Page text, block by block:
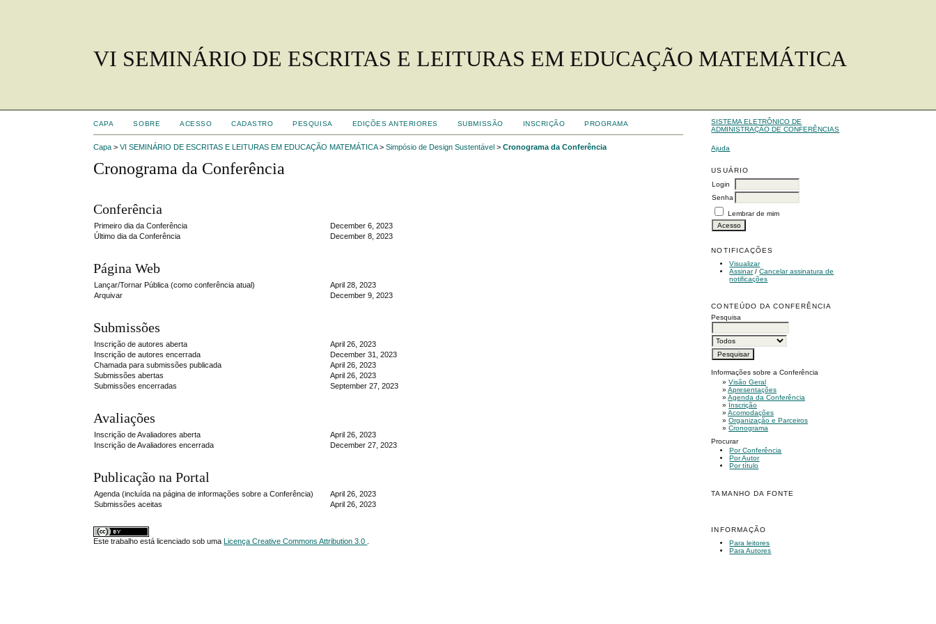
VI SEMINÁRIO DE ESCRITAS E LEITURAS EM EDUCAÇÃO MATEMÁTICA
SISTEMA ELETRÔNICO DE
ADMINISTRAÇÃO DE CONFERÊNCIAS
Ajuda
USUÁRIO
Login
Senha
Lembrar de mim
NOTIFICAÇÕES
Visualizar
Assinar/Cancelar assinatura de
notificações
CONTEÚDO DA CONFERÊNCIA
Pesquisa
Informações sobre a Conferência
»Visão Geral
»Apresentações
»Agenda da Conferência
» Inscrição
»Acomodações
»Organização e Parceiros
»Cronograma
Procurar
Por Conferência
Por Autor
Por título
TAMANHO DA FONTE
INFORMAÇÃO
Para leitores
Para Autores
CAPA SOBRE ACESSO CADASTRO PESQUISA EDIÇÕES ANTERIORES SUBMISSÃO INSCRIÇÃO PROGRAMA
Capa >VI SEMINÁRIO DE ESCRITAS E LEITURAS EM EDUCAÇÃO MATEMÁTICA>Simpósio de Design Sustentável >Cronograma da Conferência
Cronograma da Conferência
Conferência
Primeiro dia da Conferência
December 6, 2023
Último dia da Conferência
December 8, 2023
Página Web
Lançar/Tornar Pública (como conferência atual)
April 28, 2023
Arquivar
December 9, 2023
Submissões
Inscrição de autores aberta
April 26, 2023
Inscrição de autores encerrada
December 31, 2023
Chamada para submissões publicada
April 26, 2023
Submissões abertas
April 26, 2023
Submissões encerradas
September 27, 2023
Avaliações
Inscrição de Avaliadores aberta
April 26, 2023
Inscrição de Avaliadores encerrada
December 27, 2023
Publicação na Portal
Agenda (incluída na página de informações sobre a Conferência)
April 26, 2023
Submissões aceitas
April 26, 2023
Este trabalho está licenciado sob uma Licença Creative Commons Attribution 3.0 .